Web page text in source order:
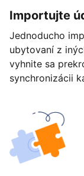
Importujte
Jednoducho
ubytovaní z
vyhnite sa
synchronizácii